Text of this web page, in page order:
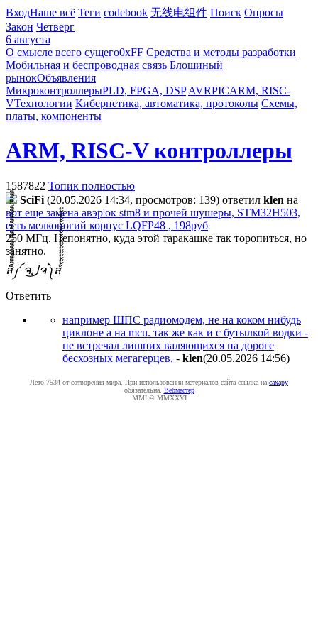
ВходНаше всё Теги codebook 无线电组件 Поиск Опросы
Закон Четверг
6 августа
О смысле всего сущего0xFF Средства и методы разработки
Мобильная и беспроводная связь Блошиный
рынокОбъявления
МикроконтроллерыPLD, FPGA, DSP AVRPICARM, RISC-
VТехнологии Кибернетика, автоматика, протоколы Схемы,
платы, компоненты
ARM, RISC-V контроллеры
1587822 Топик полностью
SciFi (20.05.2026 14:34, просмотров: 139) ответил klen на
вот еще замена авэр'ок stm8 и прочей шушеры, STM32H503,
есть мелконогий корпус LQFP48 , 198руб
250 МГц. Непонятно, куда этой таракашке так торопиться, но
занятно.
ส็็็็็็็็็็็็็็็็็็็็็็็็็༼ ຈل͜ຈ༽ส้้้้้้้้้้้้้้้้้้้้้้้
Ответить
например ШПС радиомодем, не на коком нибудь
циклоне а на mcu. так же как и с бутылкой водки -
не встречал лишних валяющихся на дороге
бесхозных мегагерцев, - klen(20.05.2026 14:56)
Лето 7534 от сотворения мира. При использовании материалов сайта ссылка на caxapу
обязательна. Вебмастер
MMI © MMXXVI